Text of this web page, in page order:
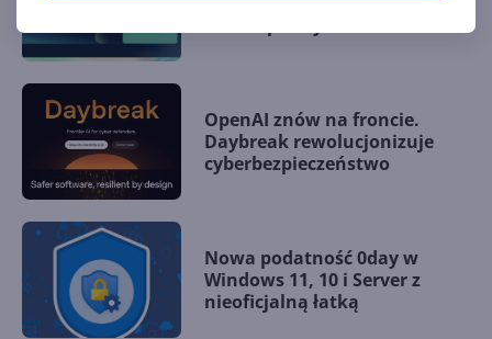
OpenAI znów na froncie.
Daybreak rewolucjonizuje
cyberbezpieczeństwo
Nowa podatność 0day w
Windows 11, 10 i Server z
nieoficjalną łatką